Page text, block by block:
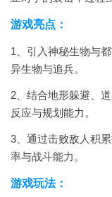
游戏亮点：
1、引入神秘生物与
异生物与追兵。
2、结合地形躲避、
反应与规划能力。
3、通过击败敌人积
率与战斗能力。
游戏玩法：